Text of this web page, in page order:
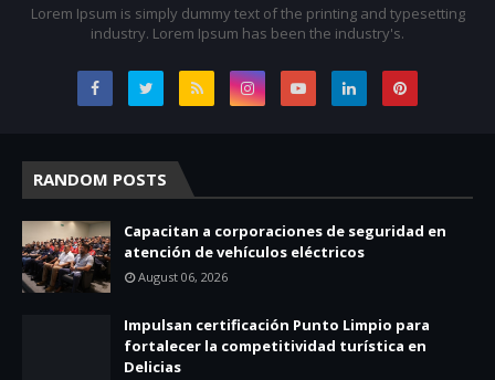
Lorem Ipsum is simply dummy text of the printing and typesetting
industry. Lorem Ipsum has been the industry's.
RANDOM POSTS
Capacitan a corporaciones de seguridad en
atención de vehículos eléctricos
August 06, 2026
Impulsan certificación Punto Limpio para
fortalecer la competitividad turística en
Delicias